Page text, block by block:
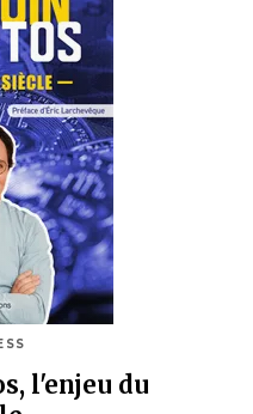
l'enjeu du